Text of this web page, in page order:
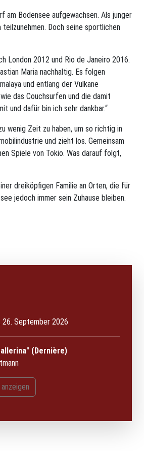
am Bodensee aufgewachsen. Als junger
Doch seine sportlichen
London 2012 und Rio de Janeiro 2016.
Maria nachhaltig. Es folgen
und entlang der Vulkane
das Couchsurfen und die damit
und dafür bin ich sehr dankbar.“
wenig Zeit zu haben, um so richtig in
und zieht los. Gemeinsam
Spiele von Tokio. Was darauf folgt,
dreiköpfigen Familie an Orten, die für
jedoch immer sein Zuhause bleiben.
26. September 2026
(Dernière)